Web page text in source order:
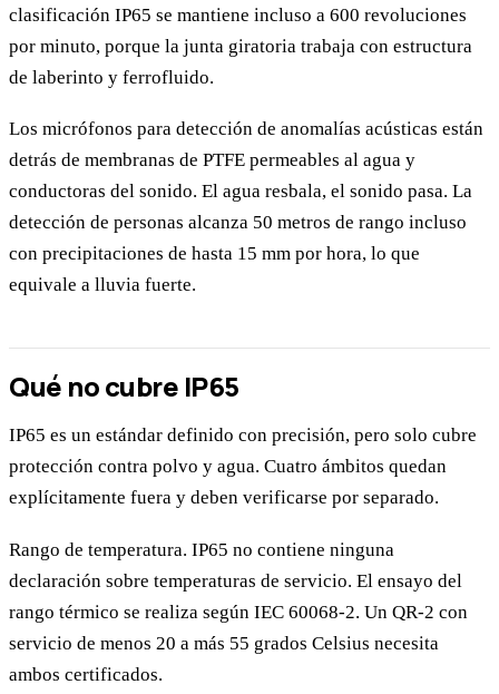
clasificación IP65 se mantiene incluso a 600 revoluciones
por minuto, porque la junta giratoria trabaja con estructura
de laberinto y ferrofluido.
Los micrófonos para detección de anomalías acústicas están
detrás de membranas de PTFE permeables al agua y
conductoras del sonido. El agua resbala, el sonido pasa. La
detección de personas alcanza 50 metros de rango incluso
con precipitaciones de hasta 15 mm por hora, lo que
equivale a lluvia fuerte.
Qué no cubre IP65
IP65 es un estándar definido con precisión, pero solo cubre
protección contra polvo y agua. Cuatro ámbitos quedan
explícitamente fuera y deben verificarse por separado.
Rango de temperatura. IP65 no contiene ninguna
declaración sobre temperaturas de servicio. El ensayo del
rango térmico se realiza según IEC 60068-2. Un QR-2 con
servicio de menos 20 a más 55 grados Celsius necesita
ambos certificados.